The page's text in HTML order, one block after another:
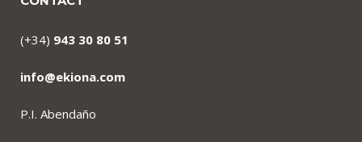
(+34) 943 30 80 51
info@ekiona.com
P.I. Abendaño